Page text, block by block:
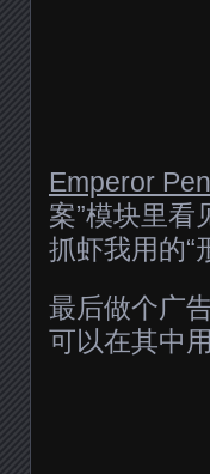
Emperor
案”模块里看
抓虾我用的“
最后做个广
可以在其中